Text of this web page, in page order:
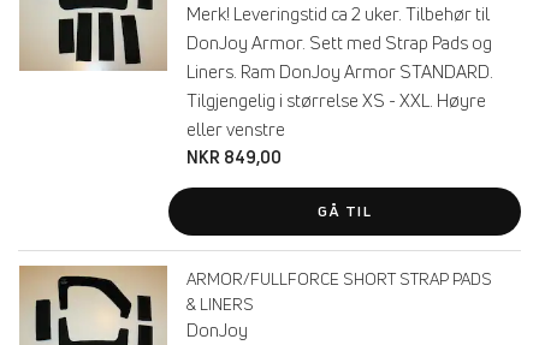
Merk! Leveringstid ca 2 uker. Tilbehør til
DonJoy Armor. Sett med Strap Pads og
Liners. Ram DonJoy Armor STANDARD.
Tilgjengelig i størrelse XS - XXL. Høyre
eller venstre
NKR 849,00
GÅ TIL
ARMOR/FULLFORCE SHORT STRAP PADS
& LINERS
DonJoy